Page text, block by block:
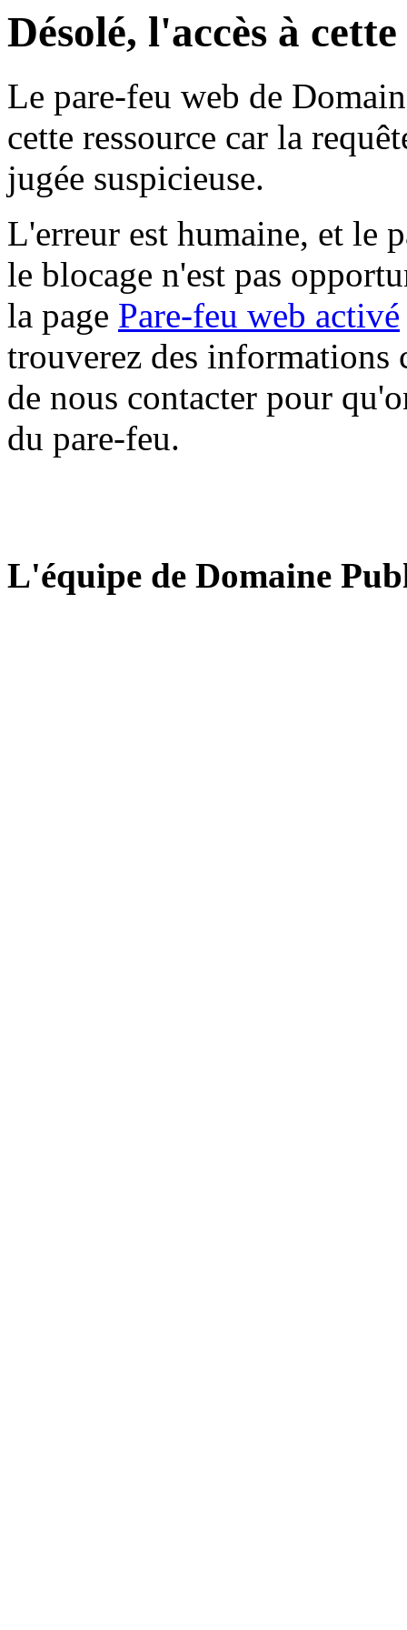
Désolé, l'accès à
Le pare-feu web de
cette ressource car la
jugée suspicieuse.
L'erreur est humaine, et le
le blocage n'est pas
la page Pare-feu web activé
trouverez des informations
de nous contacter pour
du pare-feu.
L'équipe de Domaine